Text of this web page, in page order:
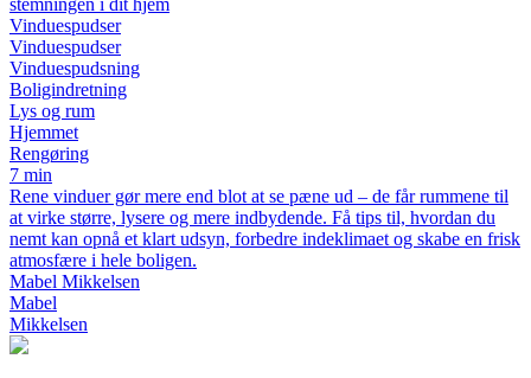
Vinduespudser
Vinduespudser
Vinduespudsning
Boligindretning
Lys og rum
Hjemmet
Rengøring
7 min
Rene vinduer gør mere end blot at se pæne ud – de får rummene til
at virke større, lysere og mere indbydende. Få tips til, hvordan du
nemt kan opnå et klart udsyn, forbedre indeklimaet og skabe en frisk
atmosfære i hele boligen.
Mabel Mikkelsen
Mabel
Mikkelsen